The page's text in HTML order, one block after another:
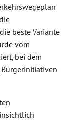
beste Variante
vom
bei dem